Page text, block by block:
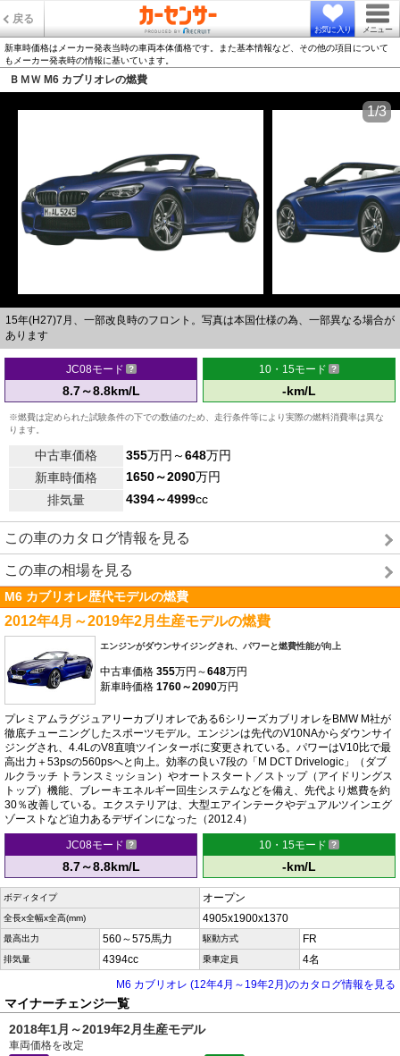
戻る
お気に入り メニュー
新車時価格はメーカー発表当時の車両本体価格です。また基本情報など、その他の項目について
もメーカー発表時の情報に基いています。
ＢＭＷ M6 カブリオレの燃費
15年(H27)7月、一部改良時のフロント。写真は本国仕様の為、一部異なる場合が
あります
1/3
JC08モード
8.7～8.8km/L
10・15モード
-km/L
※燃費は定められた試験条件の下での数値のため、走行条件等により実際の燃料消費率は異な
ります。
中古車価格 355万円～648万円
新車時価格
1650～2090万円
排気量
4394～4999cc
この車のカタログ情報を見る
この車の相場を見る
M6 カブリオレ歴代モデルの燃費
2012年4月～2019年2月生産モデルの燃費
エンジンがダウンサイジングされ、パワーと燃費性能が向上
中古車価格 355万円～648万円
新車時価格 1760～2090万円
プレミアムラグジュアリーカブリオレである6シリーズカブリオレをBMW M社が
徹底チューニングしたスポーツモデル。エンジンは先代のV10NAからダウンサイ
ジングされ、4.4LのV8直噴ツインターボに変更されている。パワーはV10比で最
高出力＋53psの560psへと向上。効率の良い7段の「M DCT Drivelogic」（ダブ
ルクラッチ トランスミッション）やオートスタート／ストップ（アイドリングス
トップ）機能、ブレーキエネルギー回生システムなどを備え、先代より燃費を約
30％改善している。エクステリアは、大型エアインテークやデュアルツインエグ
ゾーストなど迫力あるデザインになった（2012.4）
JC08モード
8.7～8.8km/L
10・15モード
-km/L
ボディタイプ オープン
全長x全幅x全高(mm) 4905x1900x1370
最高出力 560～575馬力 駆動方式 FR
排気量 4394cc 乗車定員
4名
M6 カブリオレ (12年4月～19年2月)のカタログ情報を見る
マイナーチェンジ一覧
2018年1月～2019年2月生産モデル
車両価格を改定